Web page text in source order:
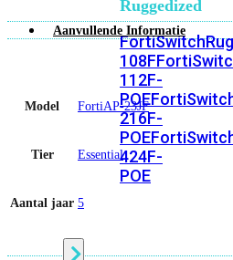
Ruggedized
108F
112F-
POE
216F-
POE
424F-
POE
Aanvullende Informatie
Model FortiAP-23JF
Tier Essential
Aantal jaar 5